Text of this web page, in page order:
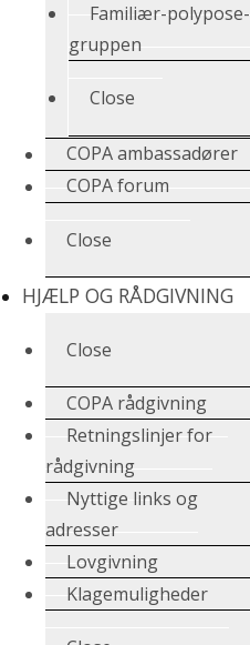
Familiær-polypose-
gruppen
Close
COPA ambassadører
COPA forum
Close
HJÆLP OG RÅDGIVNING
Close
COPA rådgivning
Retningslinjer for
rådgivning
Nyttige links og
adresser
Lovgivning
Klagemuligheder